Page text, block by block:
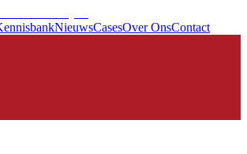
NieuwsCasesOver OnsContact